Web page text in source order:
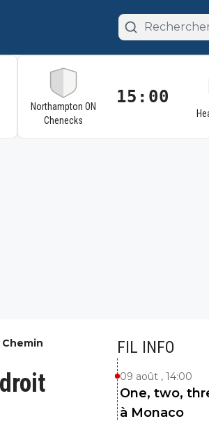
Northampton ON
Chenecks
15:00
FIL INFO
09 août , 14:00
One, two,
à Monaco